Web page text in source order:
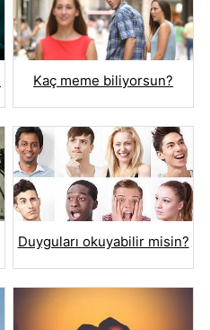
Kaç meme biliyorsun?
Duyguları okuyabilir misin?